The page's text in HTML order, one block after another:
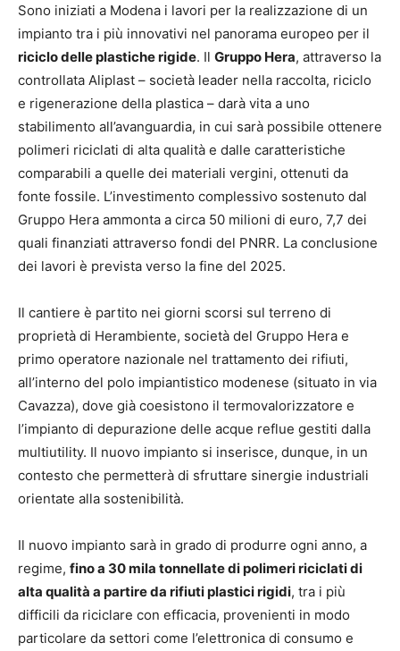
Sono iniziati a Modena i lavori per la realizzazione di un
impianto tra i più innovativi nel panorama europeo per il
riciclo delle plastiche rigide. Il Gruppo Hera, attraverso la
controllata Aliplast – società leader nella raccolta, riciclo
e rigenerazione della plastica – darà vita a uno
stabilimento all’avanguardia, in cui sarà possibile ottenere
polimeri riciclati di alta qualità e dalle caratteristiche
comparabili a quelle dei materiali vergini, ottenuti da
fonte fossile. L’investimento complessivo sostenuto dal
Gruppo Hera ammonta a circa 50 milioni di euro, 7,7 dei
quali finanziati attraverso fondi del PNRR. La conclusione
dei lavori è prevista verso la fine del 2025.
Il cantiere è partito nei giorni scorsi sul terreno di
proprietà di Herambiente, società del Gruppo Hera e
primo operatore nazionale nel trattamento dei rifiuti,
all’interno del polo impiantistico modenese (situato in via
Cavazza), dove già coesistono il termovalorizzatore e
l’impianto di depurazione delle acque reflue gestiti dalla
multiutility. Il nuovo impianto si inserisce, dunque, in un
contesto che permetterà di sfruttare sinergie industriali
orientate alla sostenibilità.
Il nuovo impianto sarà in grado di produrre ogni anno, a
regime, fino a 30 mila tonnellate di polimeri riciclati di
alta qualità a partire da rifiuti plastici rigidi, tra i più
difficili da riciclare con efficacia, provenienti in modo
particolare da settori come l’elettronica di consumo e